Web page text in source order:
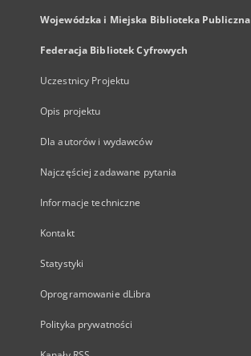
Wojewódzka i Miejska Biblioteka Publiczna
Federacja Bibliotek Cyfrowych
Uczestnicy Projektu
Opis projektu
Dla autorów i wydawców
Najczęściej zadawane pytania
Informacje techniczne
Kontakt
Statystyki
Oprogramowanie dLibra
Polityka prywatności